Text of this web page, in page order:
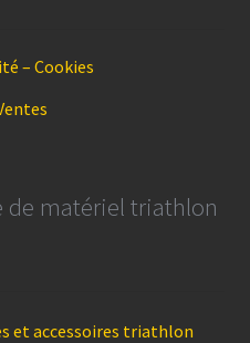
– Cookies
de matériel triathlon
et accessoires triathlon